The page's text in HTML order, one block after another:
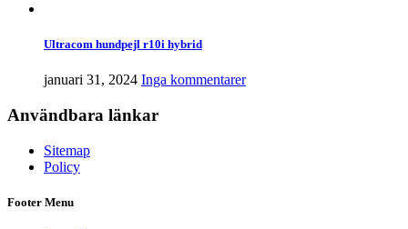
Ultracom hundpejl r10i hybrid
januari 31, 2024 Inga kommentarer
Användbara länkar
Sitemap
Policy
Footer Menu